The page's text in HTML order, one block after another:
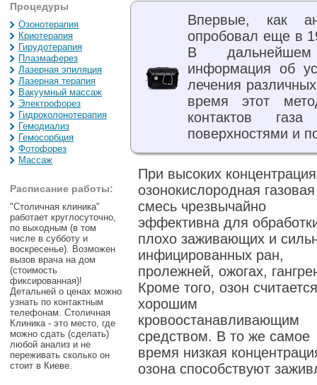
Процедуры
Озонотерапия
Криотерапия
Гирудотерапия
Плазмаферез
Лазерная эпиляция
Лазерная терапия
Вакуумный массаж
Электрофорез
Гидроколонотерапия
Гемодиализ
Гемосорбция
Фотофорез
Массаж
Расписание работы:
"Столичная клиника"
работает круглосуточно,
по выходным (в том
числе в субботу и
воскресенье). Возможен
вызов врача на дом
(стоимость
фиксированная)!
Детальней о ценах можно
узнать по контактным
телефонам. Столичная
Клиника - это место, где
можно сдать (сделать)
любой анализ и не
переживать сколько он
стоит в Киеве.
Впервые, как
опробовал еще в
В дальнейшем
информация об
лечения
время этот
контактов
поверхностями и
При высоких
озонокислородная газовая
смесь чрезвычайно
эффективна для
плохо заживающих и
инфицированных ран,
пролежней, ожогах,
Кроме того, озон считается
хорошим
кровоостанавливающим
средством. В то же самое
время низкая
озона способствуют